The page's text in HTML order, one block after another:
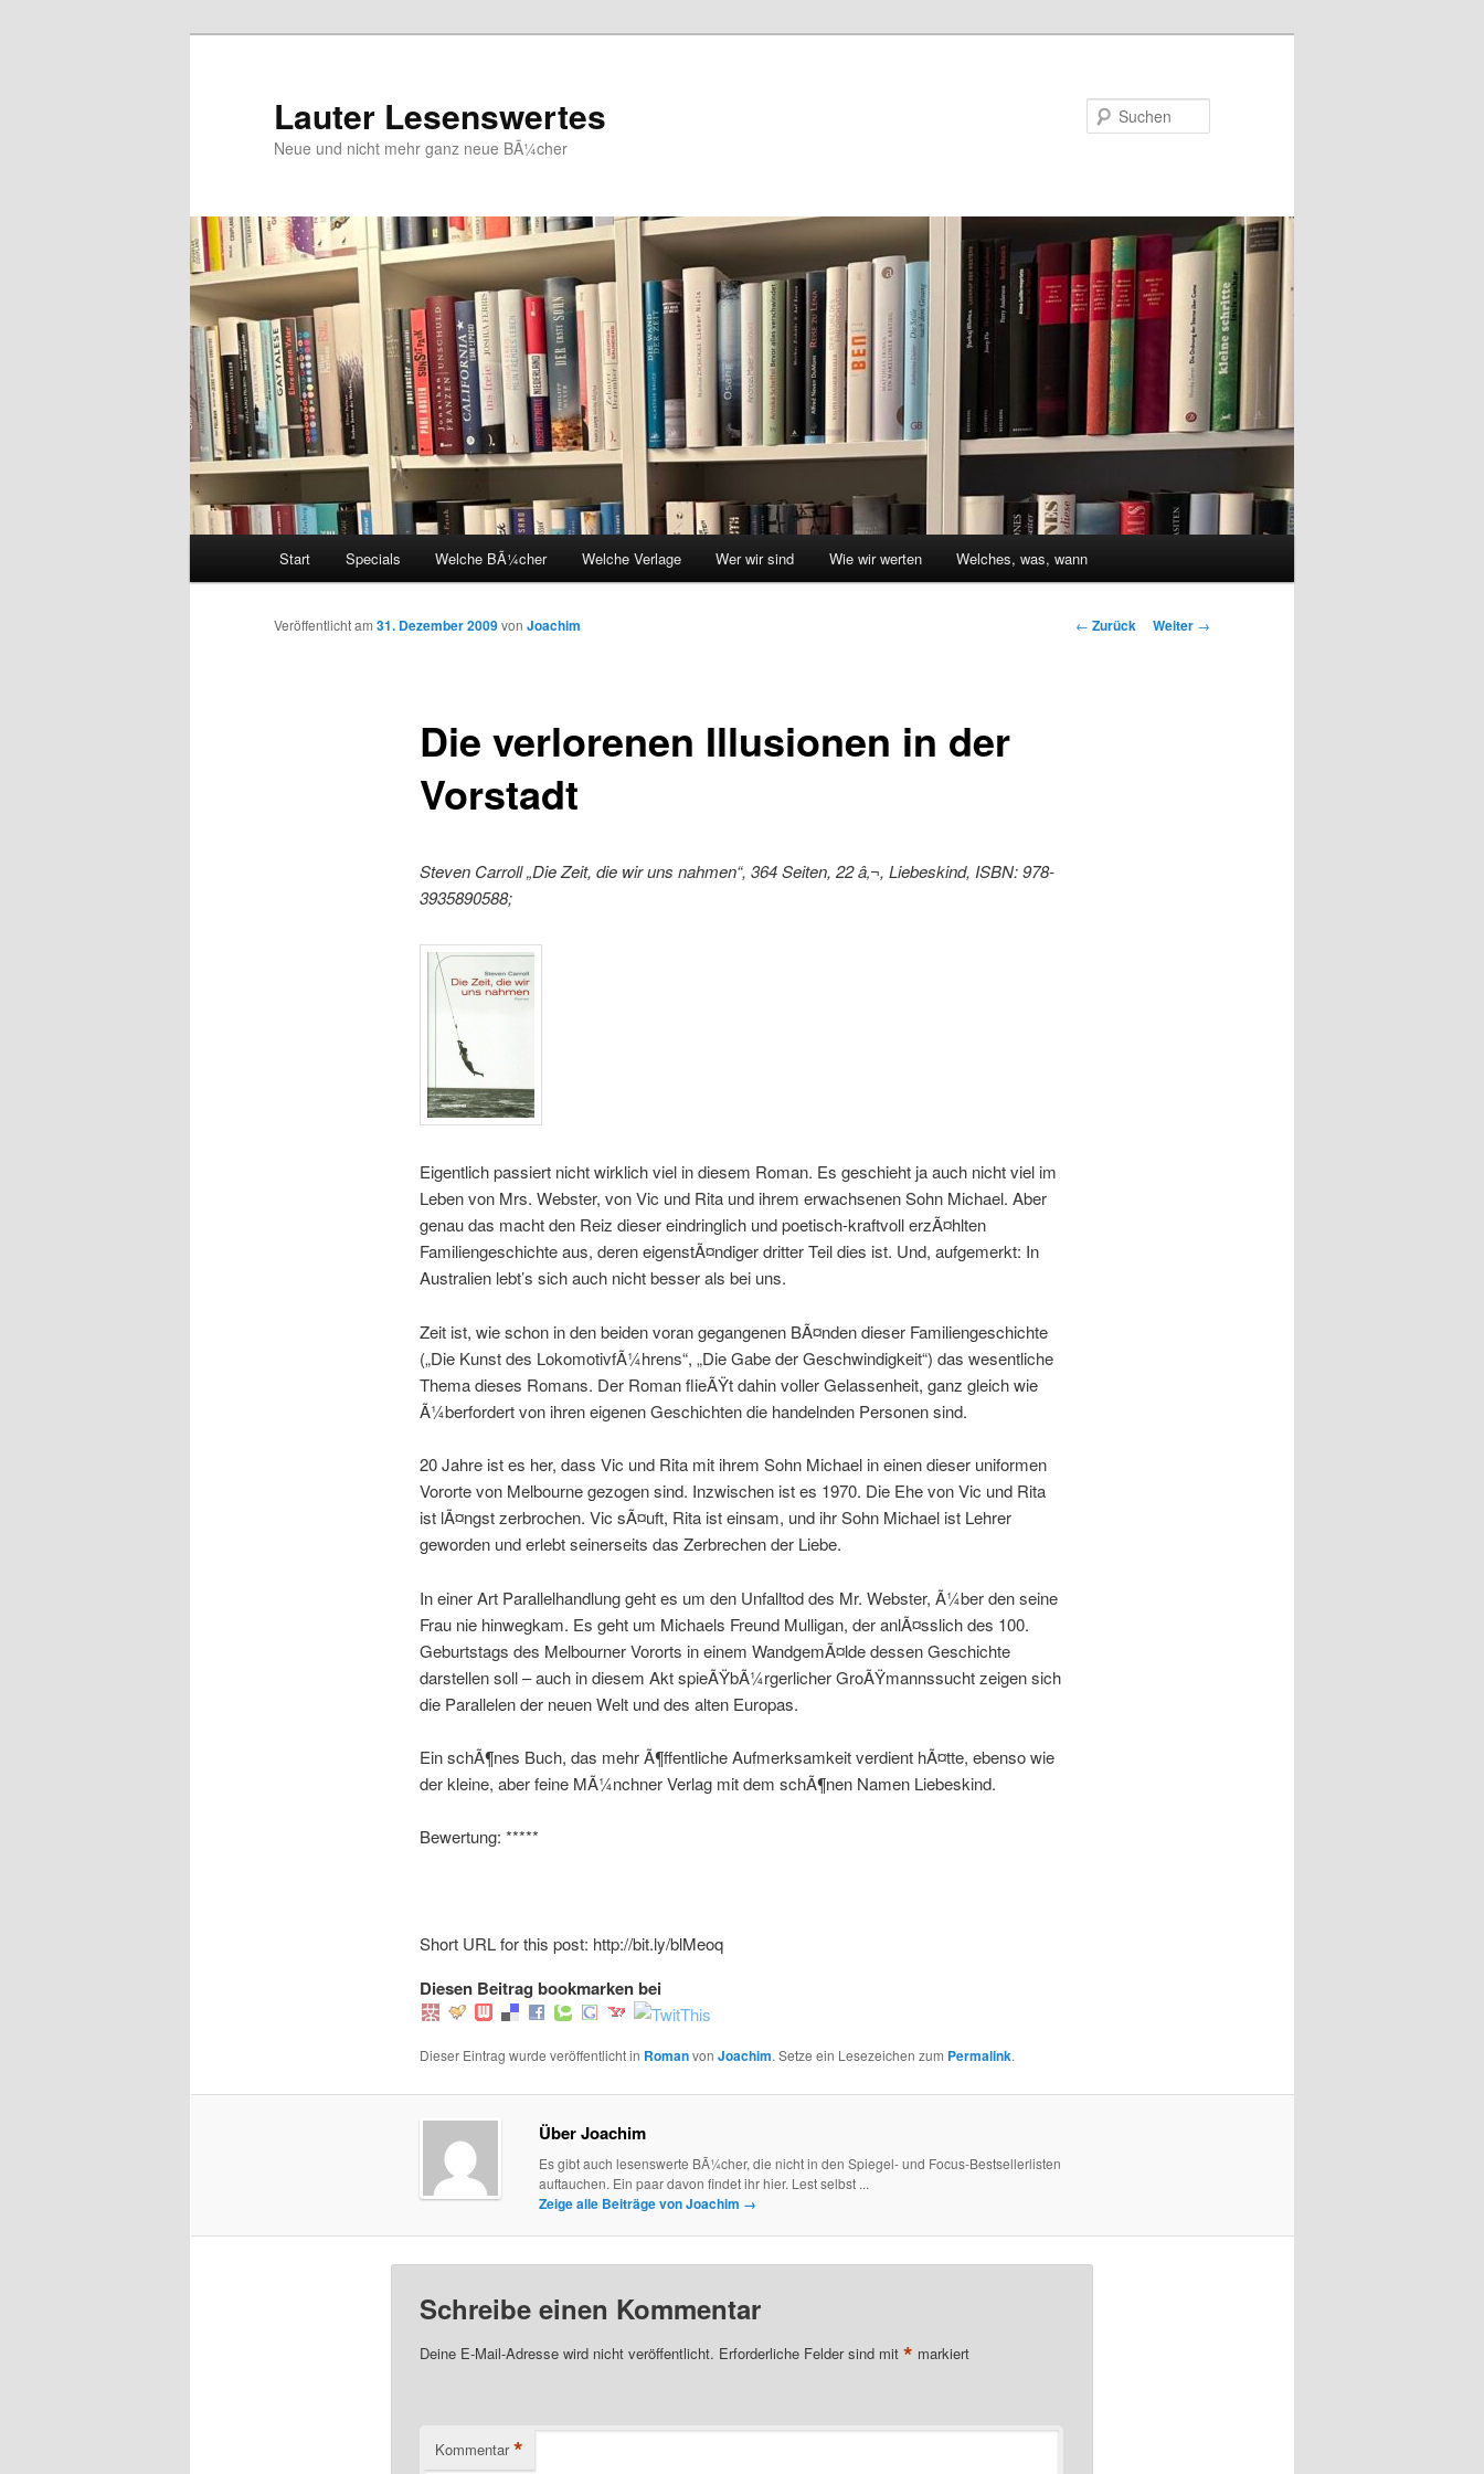
Lauter Lesenswertes
Neue und nicht mehr ganz neue BÃ¼cher
Start Specials Welche BÃ¼cher Welche Verlage Wer wir sind Wie wir werten Welches, was, wann
Beitrags-
← Zurück Weiter →
Die verlorenen Illusionen in der
Vorstadt
Veröffentlicht am 31. Dezember 2009von Joachim
Steven Carroll „Die Zeit, die wir uns nahmen“, 364 Seiten, 22 â‚¬, Liebeskind, ISBN: 978-
3935890588;
Eigentlich passiert nicht wirklich viel in diesem Roman. Es geschieht ja auch nicht viel im
Leben von Mrs. Webster, von Vic und Rita und ihrem erwachsenen Sohn Michael. Aber
genau das macht den Reiz dieser eindringlich und poetisch-kraftvoll erzÃ¤hlten
Familiengeschichte aus, deren eigenstÃ¤ndiger dritter Teil dies ist. Und, aufgemerkt: In
Australien lebt’s sich auch nicht besser als bei uns.
Zeit ist, wie schon in den beiden voran gegangenen BÃ¤nden dieser Familiengeschichte
(„Die Kunst des LokomotivfÃ¼hrens“, „Die Gabe der Geschwindigkeit“) das wesentliche
Thema dieses Romans. Der Roman flieÃŸt dahin voller Gelassenheit, ganz gleich wie
Ã¼berfordert von ihren eigenen Geschichten die handelnden Personen sind.
20 Jahre ist es her, dass Vic und Rita mit ihrem Sohn Michael in einen dieser uniformen
Vororte von Melbourne gezogen sind. Inzwischen ist es 1970. Die Ehe von Vic und Rita
ist lÃ¤ngst zerbrochen. Vic sÃ¤uft, Rita ist einsam, und ihr Sohn Michael ist Lehrer
geworden und erlebt seinerseits das Zerbrechen der Liebe.
In einer Art Parallelhandlung geht es um den Unfalltod des Mr. Webster, Ã¼ber den seine
Frau nie hinwegkam. Es geht um Michaels Freund Mulligan, der anlÃ¤sslich des 100.
Geburtstags des Melbourner Vororts in einem WandgemÃ¤lde dessen Geschichte
darstellen soll – auch in diesem Akt spieÃŸbÃ¼rgerlicher GroÃŸmannssucht zeigen sich
die Parallelen der neuen Welt und des alten Europas.
Ein schÃ¶nes Buch, das mehr Ã¶ffentliche Aufmerksamkeit verdient hÃ¤tte, ebenso wie
der kleine, aber feine MÃ¼nchner Verlag mit dem schÃ¶nen Namen Liebeskind.
Bewertung: *****
Short URL for this post: http://bit.ly/blMeoq
Diesen Beitrag bookmarken bei
Dieser Eintrag wurde veröffentlicht in Romanvon Joachim. Setze ein Lesezeichen zum Permalink.
Über Joachim
Es gibt auch lesenswerte BÃ¼cher, die nicht in den Spiegel- und Focus-Bestsellerlisten
auftauchen. Ein paar davon findet ihr hier. Lest selbst ...
Zeige alle Beiträge von Joachim →
Schreibe einen Kommentar
Deine E-Mail-Adresse wird nicht veröffentlicht. Erforderliche Felder sind mit * markiert
Kommentar *